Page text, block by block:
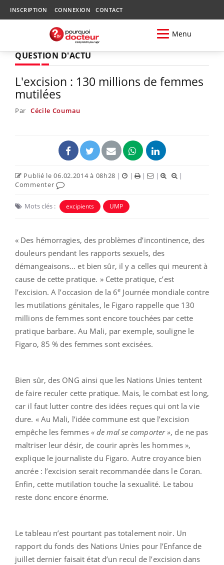
INSCRIPTION CONNEXION CONTACT
Menu
QUESTION D'ACTU
L'excision : 130 millions de femmes
mutilées
Par Cécile Coumau
Publié le 06.02.2014 à 08h28 | | | |
|
Commenter
Mots clés : excipients UMP
« Des hémorragies, des problèmes d’incontinence, des
douleurs pendant les rapports sexuels, des
démangeaisons… et bien sûr, il y a celles qui meurent à
cause de cette pratique. » Cette pratique, c’est
l’excision. A l’occasion de la 6e Journée mondiale contre
les mutilations génitales, le Figaro rappelle que 130
millions de femmes sont encore touchées par cette
pratique barbare. Au Mali, par exemple, souligne le
Figaro, 85 % des femmes sont excisées.
Bien sûr, des ONG ainsi que les Nations Unies tentent
de faire reculer cette pratique. Mais, le combat est long,
car il faut lutter contre des idées reçues qui ont la vie
dure. « Au Mali, l’idée commune est que l’excision
empêche les femmes « de mal se comporter », de ne pas
maîtriser leur désir, de courir après les hommes »,
explique le journaliste du Figaro. Autre croyance bien
ancrée : l’excision serait recommandée dans le Coran.
Enfin, cette mutilation touche la sexualité. Le tabou
reste donc encore énorme.
Le tableau n’est pourtant pas totalement noir. Un
rapport du fonds des Nations Unies pour l’Enfance de
juillet dernier faisait état d’un recul de l’excision dans